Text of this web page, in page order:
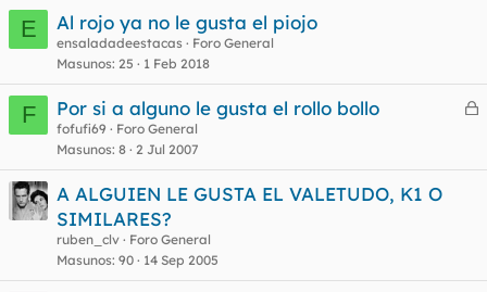
E Al rojo ya no le gusta el piojo
ensaladadeestacas
Foro General
Masunos 25 1 Feb 2018
F
C
r
Por si a alguno le gusta el rollo bollo
fofufi69
Foro General
Masunos 8 2 Jul 2007
A ALGUIEN LE GUSTA EL VALETUDO, K1 O
SIMILARES?
ruben_clv
Foro General
Masunos 90 14 Sep 2005